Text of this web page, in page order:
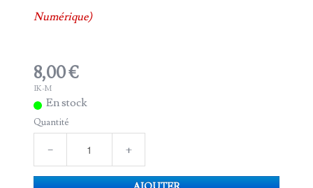
Numérique)
8,00 €
IK-M
En stock
Quantité
− +